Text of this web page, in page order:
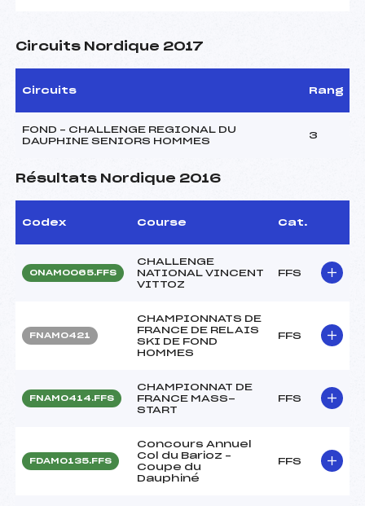
Circuits Nordique 2017
Circuits Rang
FOND – CHALLENGE REGIONAL DU
DAUPHINE SENIORS HOMMES
3
Résultats Nordique 2016
Codex Course Cat.
ONAM0065.FFS
CHALLENGE
NATIONAL VINCENT
VITTOZ
FFS
FNAM0421
CHAMPIONNATS DE
FRANCE DE RELAIS
SKI DE FOND
HOMMES
FFS
FNAM0414.FFS
CHAMPIONNAT DE
FRANCE MASS-
START
FFS
FDAM0135.FFS
Concours Annuel
Col du Barioz –
Coupe du
Dauphiné
FFS